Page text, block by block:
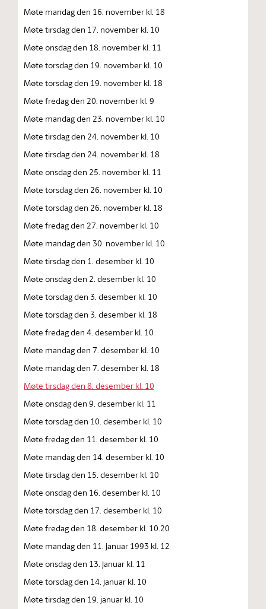
Møte mandag den 16. november kl. 18
Møte tirsdag den 17. november kl. 10
Møte onsdag den 18. november kl. 11
Møte torsdag den 19. november kl. 10
Møte torsdag den 19. november kl. 18
Møte fredag den 20. november kl. 9
Møte mandag den 23. november kl. 10
Møte tirsdag den 24. november kl. 10
Møte tirsdag den 24. november kl. 18
Møte onsdag den 25. november kl. 11
Møte torsdag den 26. november kl. 10
Møte torsdag den 26. november kl. 18
Møte fredag den 27. november kl. 10
Møte mandag den 30. november kl. 10
Møte tirsdag den 1. desember kl. 10
Møte onsdag den 2. desember kl. 10
Møte torsdag den 3. desember kl. 10
Møte torsdag den 3. desember kl. 18
Møte fredag den 4. desember kl. 10
Møte mandag den 7. desember kl. 10
Møte mandag den 7. desember kl. 18
Møte tirsdag den 8. desember kl. 10
Møte onsdag den 9. desember kl. 11
Møte torsdag den 10. desember kl. 10
Møte fredag den 11. desember kl. 10
Møte mandag den 14. desember kl. 10
Møte tirsdag den 15. desember kl. 10
Møte onsdag den 16. desember kl. 10
Møte torsdag den 17. desember kl. 10
Møte fredag den 18. desember kl. 10.20
Møte mandag den 11. januar 1993 kl. 12
Møte onsdag den 13. januar kl. 11
Møte torsdag den 14. januar kl. 10
Møte tirsdag den 19. januar kl. 10